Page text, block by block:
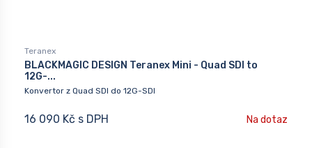
Teranex
BLACKMAGIC DESIGN Teranex Mini - Quad SDI to
12G-...
Konvertor z Quad SDI do 12G-SDI
16 090 Kč s DPH Na dotaz